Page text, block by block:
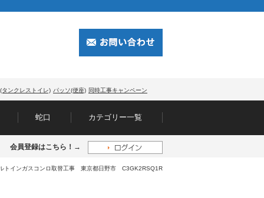
タンクレストイレ) パッソ(便座) 同時工事キャンペーン
蛇口 カテゴリー一覧
会員登録はこちら！→
トインガスコンロ取替工事 東京都日野市 C3GK2RSQ1R